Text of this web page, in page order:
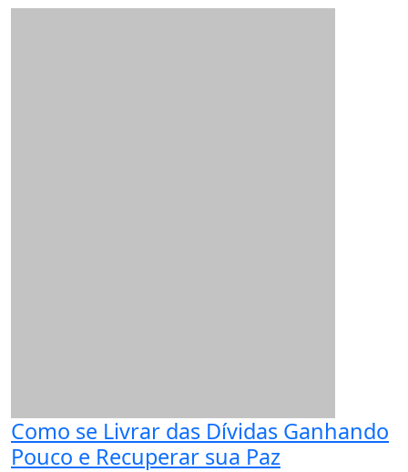
Como se Livrar das Dívidas Ganhando
Pouco e Recuperar sua Paz